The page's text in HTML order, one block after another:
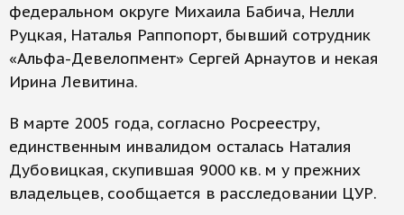
федеральном округе Михаила Бабича, Нелли
Руцкая, Наталья Раппопорт, бывший сотрудник
«Альфа-Девелопмент» Сергей Арнаутов и некая
Ирина Левитина.
В марте 2005 года, согласно Росреестру,
единственным инвалидом осталась Наталия
Дубовицкая, скупившая 9000 кв. м у прежних
владельцев, сообщается в расследовании ЦУР.